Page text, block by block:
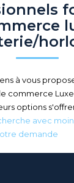
NOS AGENCES
Sommes-
Notre Équipe
Recrutement
Surface
à vous
commerce
options
avec
demande